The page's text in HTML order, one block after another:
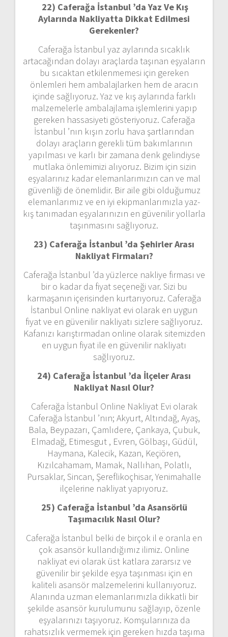
22) Caferağa İstanbul ’da Yaz Ve Kış
Aylarında Nakliyatta Dikkat Edilmesi
Gerekenler?
Caferağa İstanbul yaz aylarında sıcaklık
artacağından dolayı araçlarda taşınan eşyaların
bu sıcaktan etkilenmemesi için gereken
önlemleri hem ambalajlarken hem de aracın
içinde sağlıyoruz. Yaz ve kış aylarında farklı
malzemelerle ambalajlama işlemlerini yapıp
gereken hassasiyeti gösteriyoruz. Caferağa
İstanbul ’nın kışın zorlu hava şartlarından
dolayı araçların gerekli tüm bakımlarının
yapılması ve karlı bir zamana denk gelindiyse
mutlaka önlemimizi alıyoruz. Bizim için sizin
eşyalarınız kadar elemanlarımızın can ve mal
güvenliği de önemlidir. Bir aile gibi olduğumuz
elemanlarımız ve en iyi ekipmanlarımızla yaz-
kış tanımadan eşyalarınızın en güvenilir yollarla
taşınmasını sağlıyoruz.
23) Caferağa İstanbul ’da Şehirler Arası
Nakliyat Firmaları?
Caferağa İstanbul ’da yüzlerce nakliye firması ve
bir o kadar da fiyat seçeneği var. Sizi bu
karmaşanın içerisinden kurtarıyoruz. Caferağa
İstanbul Online nakliyat evi olarak en uygun
fiyat ve en güvenilir nakliyatı sizlere sağlıyoruz.
Kafanızı karıştırmadan online olarak sitemizden
en uygun fiyat ile en güvenilir nakliyatı
sağlıyoruz.
24) Caferağa İstanbul ’da İlçeler Arası
Nakliyat Nasıl Olur?
Caferağa İstanbul Online Nakliyat Evi olarak
Caferağa İstanbul ’nın; Akyurt, Altındağ, Ayaş,
Bala, Beypazarı, Çamlıdere, Çankaya, Çubuk,
Elmadağ, Etimesgut , Evren, Gölbaşı, Güdül,
Haymana, Kalecik, Kazan, Keçiören,
Kızılcahamam, Mamak, Nallıhan, Polatlı,
Pursaklar, Sincan, Şereflikoçhisar, Yenimahalle
ilçelerine nakliyat yapıyoruz.
25) Caferağa İstanbul ’da Asansörlü
Taşımacılık Nasıl Olur?
Caferağa İstanbul belki de birçok il e oranla en
çok asansör kullandığımız ilimiz. Online
nakliyat evi olarak üst katlara zararsız ve
güvenilir bir şekilde eşya taşınması için en
kaliteli asansör malzemelerini kullanıyoruz.
Alanında uzman elemanlarımızla dikkatli bir
şekilde asansör kurulumunu sağlayıp, özenle
eşyalarınızı taşıyoruz. Komşularınıza da
rahatsızlık vermemek için gereken hızda taşıma